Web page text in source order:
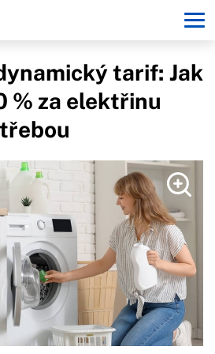
tarif: Jak
% za elektřinu